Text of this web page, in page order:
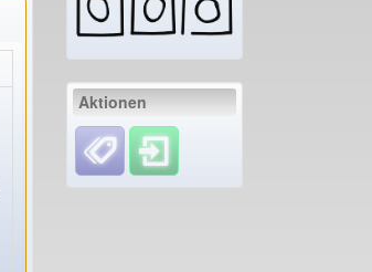
Aktionen